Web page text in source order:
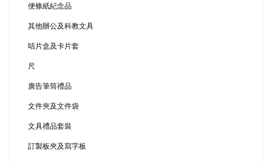
便條紙紀念品
其他辦公及科教文具
咭片盒及卡片套
尺
廣告筆筒禮品
文件夾及文件袋
文具禮品套裝
訂製板夾及寫字板